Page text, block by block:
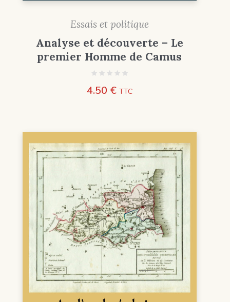
Essais et politique
Analyse et découverte – Le
premier Homme de Camus
4.50 € TTC